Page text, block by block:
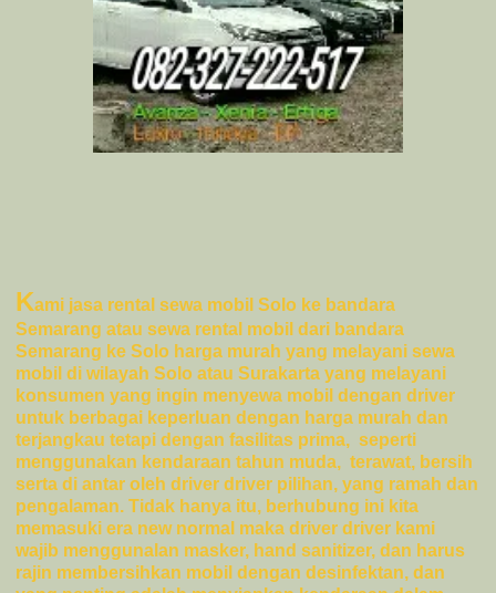
Kami jasa rental sewa mobil Solo ke bandara
Semarang atau sewa rental mobil dari bandara
Semarang ke Solo harga murah yang melayani sewa
mobil di wilayah Solo atau Surakarta yang melayani
konsumen yang ingin menyewa mobil dengan driver
untuk berbagai keperluan dengan harga murah dan
terjangkau tetapi dengan fasilitas prima, seperti
menggunakan kendaraan tahun muda, terawat, bersih
serta di antar oleh driver driver pilihan, yang ramah dan
pengalaman. Tidak hanya itu, berhubung ini kita
memasuki era new normal maka driver driver kami
wajib menggunalan masker, hand sanitizer, dan harus
rajin membersihkan mobil dengan desinfektan, dan